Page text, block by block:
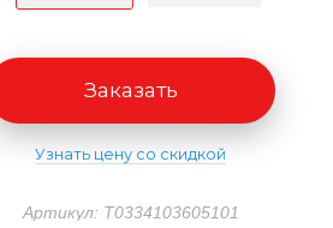
Артикул: T0334103605101
Заказать
Узнать цену со скидкой